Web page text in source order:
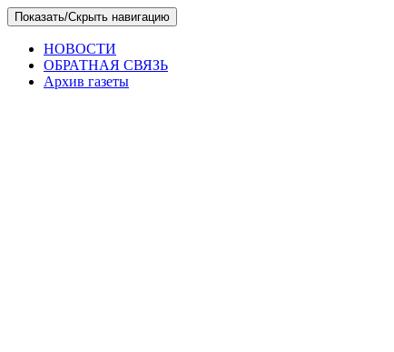
Skip
to
content
Показать/Скрыть навигацию
НОВОСТИ
ОБРАТНАЯ СВЯЗЬ
Архив газеты